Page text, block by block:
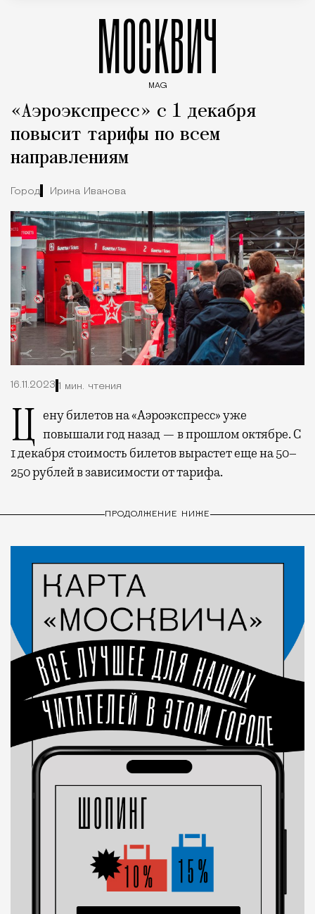
МОСКВИЧ
MAG
«Аэроэкспресс» с 1 декабря
повысит тарифы по всем
направлениям
Город Ирина Иванова
16.11.2023 1 мин. чтения
Цену билетов на «Аэроэкспресс» уже повышали год назад — в прошлом октябре. С
1 декабря стоимость билетов вырастет еще на 50–
250 рублей в зависимости от тарифа.
ПРОДОЛЖЕНИЕ НИЖЕ